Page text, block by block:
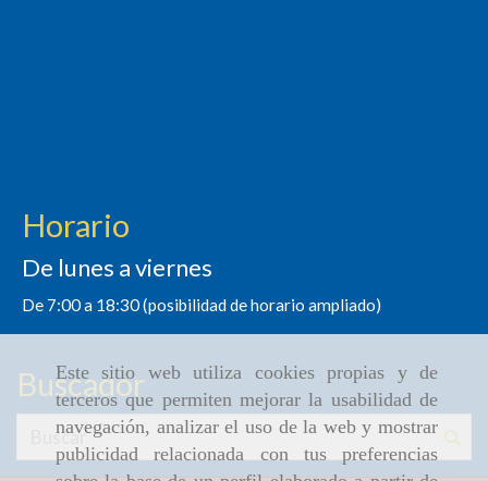
Este sitio web utiliza cookies propias y de
terceros que permiten mejorar la usabilidad de
navegación, analizar el uso de la web y mostrar
publicidad relacionada con tus preferencias
Horario
De lunes a viernes
De 7:00 a 18:30 (posibilidad de horario ampliado)
Buscador